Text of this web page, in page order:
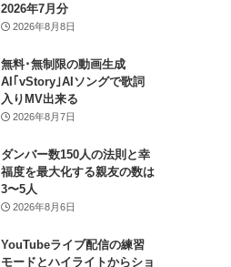
2026年7月分
2026年8月8日
無料･無制限の動画生成
AI｢vStory｣AIソングで歌詞
入りMV出来る
2026年8月7日
ダンバー数150人の法則と幸
福度を最大化する親友の数は
3〜5人
2026年8月6日
YouTubeライブ配信の練習
モードとハイライトからショ